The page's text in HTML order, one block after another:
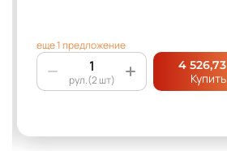
еще 1 предложение
рул.(2 шт)
4 526,73
Купить